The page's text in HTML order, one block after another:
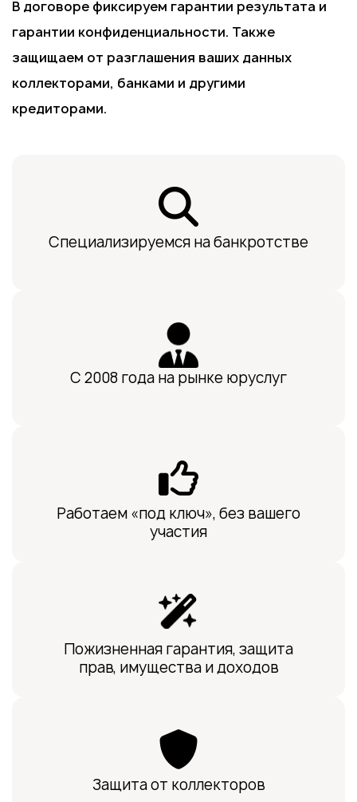
В договоре фиксируем гарантии результата и
гарантии конфиденциальности. Также
защищаем от разглашения ваших данных
коллекторами, банками и другими
кредиторами.
Специализируемся на банкротстве
С 2008 года на рынке юруслуг
Работаем «под ключ», без вашего
участия
Пожизненная гарантия, защита
прав, имущества и доходов
Защита от коллекторов